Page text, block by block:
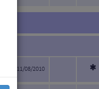
11/08/2010 *